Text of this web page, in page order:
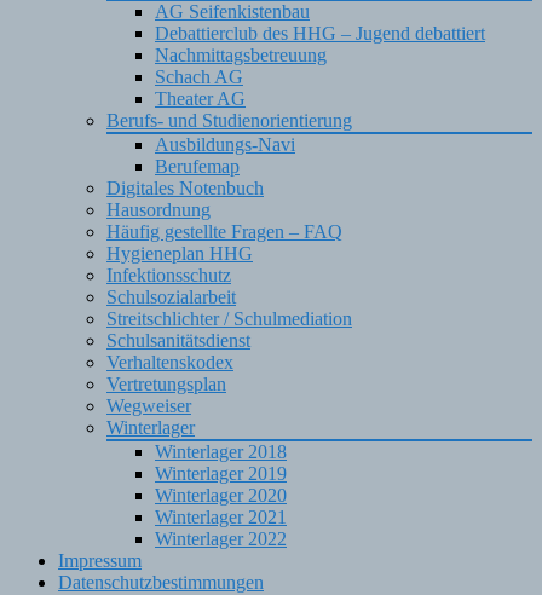
AG Seifenkistenbau
Debattierclub des HHG – Jugend debattiert
Nachmittagsbetreuung
Schach AG
Theater AG
Berufs- und Studienorientierung
Ausbildungs-Navi
Berufemap
Digitales Notenbuch
Hausordnung
Häufig gestellte Fragen – FAQ
Hygieneplan HHG
Infektionsschutz
Schulsozialarbeit
Streitschlichter / Schulmediation
Schulsanitätsdienst
Verhaltenskodex
Vertretungsplan
Wegweiser
Winterlager
Winterlager 2018
Winterlager 2019
Winterlager 2020
Winterlager 2021
Winterlager 2022
Impressum
Datenschutzbestimmungen